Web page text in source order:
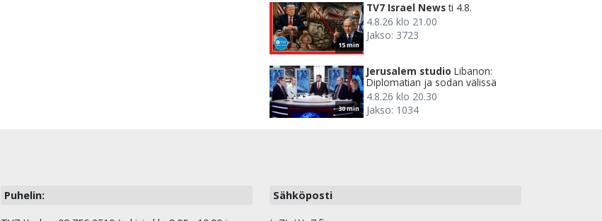
15 min
TV7 Israel News ti 4.8.
4.8.26 klo 21.00
Jakso: 3723
30 min
Jerusalem studio Libanon:
Diplomatian ja sodan välissä
4.8.26 klo 20.30
Jakso: 1034
Puhelin: Sähköposti